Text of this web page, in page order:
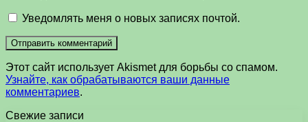
Уведомлять меня о новых записях почтой.
Этот сайт использует Akismet для борьбы со спамом.
Узнайте, как обрабатываются ваши данные
комментариев.
Свежие записи